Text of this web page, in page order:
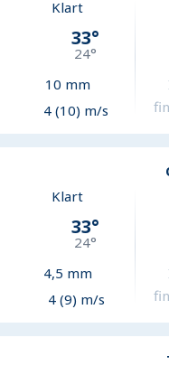
Klart
33°
24°
10 mm
4 (10) m/s
Klart
33°
24°
4,5 mm
4 (9) m/s